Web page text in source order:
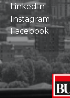
LinkedIn
Instagram
Facebook